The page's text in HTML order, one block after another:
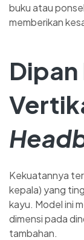
buku atau
memberikan
Dipan
Kekuatannya
kepala) yang
kayu. Model ini
dimensi pada
tambahan.